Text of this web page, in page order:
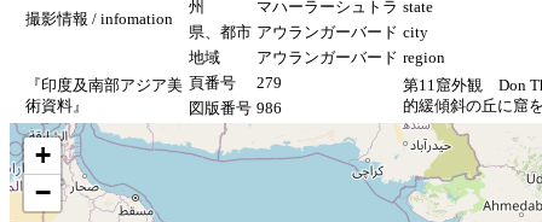
撮影情報 / infomation
州
マハーラーシュトラ state
県、都市 アウランガーバード city
地域
アウランガーバード region
『印度及南部アジア美
術資料』
頁番号 279
第11窟外観 Don
的緩傾斜の丘に窟
図版番号 986
+
−